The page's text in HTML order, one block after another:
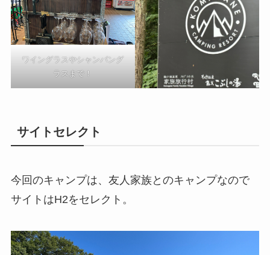
ワイングラスやシャンパング
ラスまで！
サイトセレクト
今回のキャンプは、友人家族とのキャンプなので
サイトはH2をセレクト。